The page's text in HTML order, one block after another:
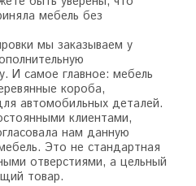
мебель без
мы заказываем у
И самое главное: мебель
короба,
автомобильных деталей.
клиентами,
нам данную
Это не стандартная
отверстиями, а цельный
товар.